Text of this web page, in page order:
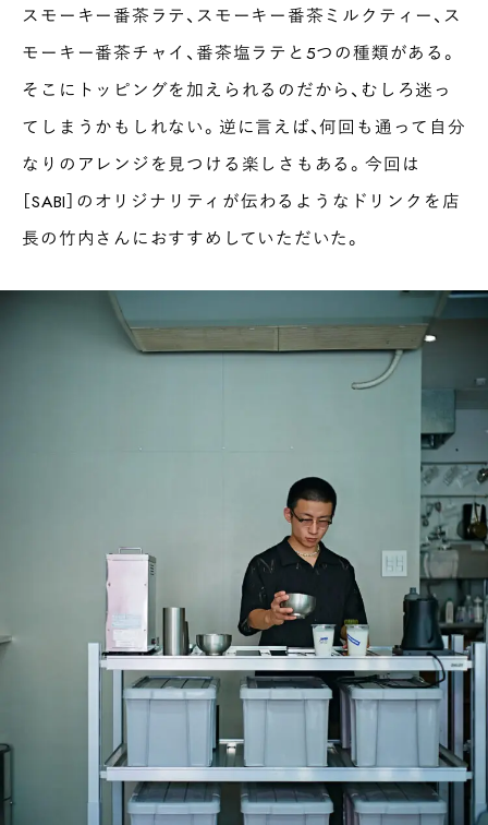
スモーキー番茶ラテ、スモーキー番茶ミルクティー、ス
モーキー番茶チャイ、番茶塩ラテと5つの種類がある。
そこにトッピングを加えられるのだから、むしろ迷っ
てしまうかもしれない。逆に言えば、何回も通って自分
なりのアレンジを見つける楽しさもある。今回は
［SABI］のオリジナリティが伝わるようなドリンクを店
長の竹内さんにおすすめしていただいた。